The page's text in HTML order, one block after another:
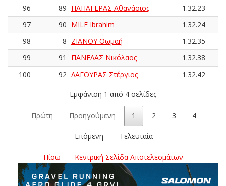
96
89 ΠΑΠΑΓΕΡΑΣ Αθανάσιος
1.32.23
97
90 MILE Ibrahim
1.32.24
98
8 ΖΙΑΝΟΥ Θωμαή
1.32.35
99
91 ΠΑΝΕΛΑΣ Νικόλαος
1.32.38
100
92 ΛΑΓΟΥΡΑΣ Στέργιος 1.32.42
Εμφάνιση 1 από 4 σελίδες
Πρώτη Προηγούμενη 1 2 3 4
Επόμενη Τελευταία
Πίσω Κεντρική Σελίδα Αποτελεσμάτων